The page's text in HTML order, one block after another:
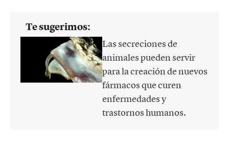
Te sugerimos:
Las secreciones de
animales pueden servir
para la creación de nuevos
fármacos que curen
enfermedades y
trastornos humanos.